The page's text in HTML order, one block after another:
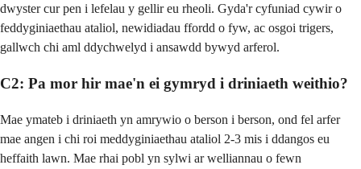
dwyster cur pen i lefelau y gellir eu rheoli. Gyda'r cyfuniad cywir o
feddyginiaethau ataliol, newidiadau ffordd o fyw, ac osgoi trigers,
gallwch chi aml ddychwelyd i ansawdd bywyd arferol.
C2: Pa mor hir mae'n ei gymryd i driniaeth weithio?
Mae ymateb i driniaeth yn amrywio o berson i berson, ond fel arfer
mae angen i chi roi meddyginiaethau ataliol 2-3 mis i ddangos eu
heffaith lawn. Mae rhai pobl yn sylwi ar welliannau o fewn